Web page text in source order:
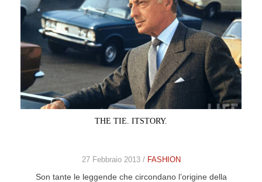
THE TIE. ITSTORY.
27 Febbraio 2013 / FASHION
Son tante le leggende che circondano l’origine della